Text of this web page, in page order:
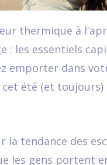
thermique à
: les essentiels
emporter dans
cet été (et toujours)